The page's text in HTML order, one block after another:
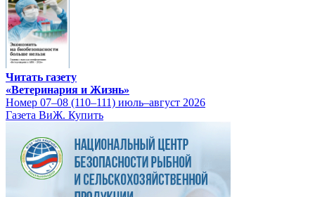
Читать газету
«Ветеринария и Жизнь»
Номер 07–08 (110–111) июль–август 2026
Газета ВиЖ. Купить